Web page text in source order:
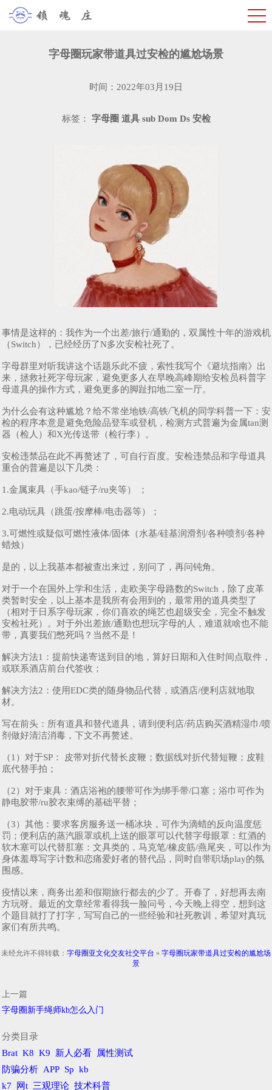
字母圈玩家带道具过安检的尴尬场景
时间：2022年03月19日
标签： 字母圈 道具 sub Dom Ds 安检
事情是这样的：我作为一个出差/旅行/通勤的，双属性十年的游戏机
（Switch），已经经历了N多次安检社死了。
字母群里对听我讲这个话题乐此不疲，索性我写个《避坑指南》出
来，拯救社死字母玩家，避免更多人在早晚高峰期给安检员科普字
母道具的操作方式，避免更多的脚趾扣地二室一厅。
为什么会有这种尴尬？给不常坐地铁/高铁/飞机的同学科普一下：安
检的程序本意是避免危险品登车或登机，检测方式普遍为金属tan测
器（检人）和X光传送带（检行李）。
安检违禁品在此不再赘述了，可自行百度。安检违禁品和字母道具
重合的普遍是以下几类：
1.金属束具（手kao/链子/ru夹等） ；
2.电动玩具（跳蛋/按摩棒/电击器等）；
3.可燃性或疑似可燃性液体/固体（水基/硅基润滑剂/各种喷剂/各种
蜡烛）
是的，以上我基本都被查出来过，别问了，再问钝角。
对于一个在国外上学和生活，走欧美字母路数的Switch，除了皮革
类暂时安全，以上基本是我所有会用到的，最常用的道具类型了
（相对于日系字母玩家，你们喜欢的绳艺也超级安全，完全不触发
安检社死）。对于外出差旅/通勤也想玩字母的人，难道就啥也不能
带，真要我们憋死吗？当然不是！
解决方法1：提前快递寄送到目的地，算好日期和入住时间点取件，
或联系酒店前台代签收；
解决方法2：使用EDC类的随身物品代替，或酒店/便利店就地取
材。
写在前头：所有道具和替代道具，请到便利店/药店购买酒精湿巾/喷
剂做好清洁消毒，下文不再赘述。
（1）对于SP： 皮带对折代替长皮鞭；数据线对折代替短鞭；皮鞋
底代替手拍；
（2）对于束具：酒店浴袍的腰带可作为绑手带/口塞；浴巾可作为
静电胶带/ru胶衣束缚的基础平替；
（3）其他：要求客房服务送一桶冰块，可作为滴蜡的反向温度惩
罚；便利店的蒸汽眼罩或机上送的眼罩可以代替字母眼罩：红酒的
软木塞可以代替肛塞：文具类的，马克笔/橡皮筋/燕尾夹，可以作为
身体羞辱写字计数和恋痛爱好者的替代品，同时自带职场play的氛
围感。
疫情以来，商务出差和假期旅行都去的少了。开春了，好想再去南
方玩呀。最近的文章经常看得我一脸问号，今天晚上得空，想到这
个题目就打了打字，写写自己的一些经验和社死教训，希望对真玩
家们有所共鸣。
未经允许不得转载： 字母圈亚文化交友社交平台 » 字母圈玩家带道具过安检的尴尬场
景
上一篇
字母圈新手绳师kb怎么入门
分类目录
Brat K8 K9 新人必看
属性测试
防骗分析 APP Sp kb
k7
网t 三观理论 技术科普